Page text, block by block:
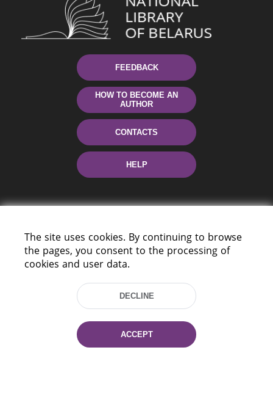
FEEDBACK
HOW TO BECOME AN
AUTHOR
CONTACTS
HELP
220114, Niezaležnasci Ave. 116, Minsk,
Tel.: (+375 17) 368 37 37
Fax: (+375 17) 368 97 06
E-mail: inbox@nlb.by
The site uses cookies. By continuing to browse
the pages, you consent to the processing of
cookies and user data.
DECLINE
ACCEPT